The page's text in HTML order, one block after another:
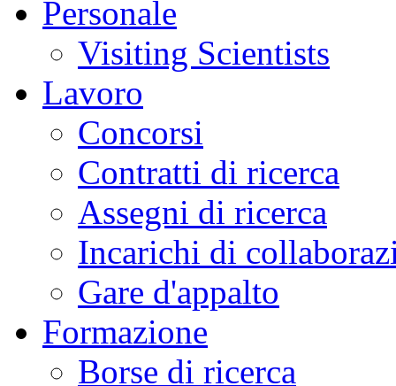
Personale
Visiting Scientists
Lavoro
Concorsi
Contratti di ricerca
Assegni di ricerca
Incarichi di
Gare d'appalto
Formazione
Borse di ricerca